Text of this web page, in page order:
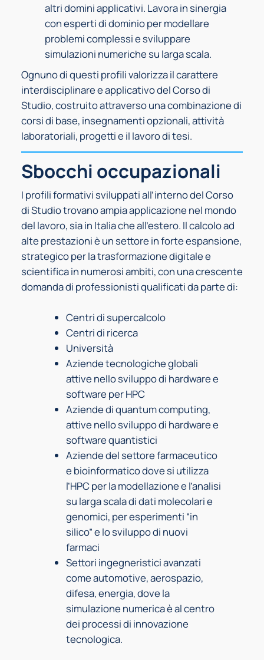
altri domini applicativi. Lavora in sinergia
con esperti di dominio per modellare
problemi complessi e sviluppare
simulazioni numeriche su larga scala.
Ognuno di questi profili valorizza il carattere
interdisciplinare e applicativo del Corso di
Studio, costruito attraverso una combinazione di
corsi di base, insegnamenti opzionali, attività
laboratoriali, progetti e il lavoro di tesi.
Sbocchi occupazionali
I profili formativi sviluppati all’interno del Corso
di Studio trovano ampia applicazione nel mondo
del lavoro, sia in Italia che all’estero. Il calcolo ad
alte prestazioni è un settore in forte espansione,
strategico per la trasformazione digitale e
scientifica in numerosi ambiti, con una crescente
domanda di professionisti qualificati da parte di:
Centri di supercalcolo
Centri di ricerca
Università
Aziende tecnologiche globali
attive nello sviluppo di hardware e
software per HPC
Aziende di quantum computing,
attive nello sviluppo di hardware e
software quantistici
Aziende del settore farmaceutico
e bioinformatico dove si utilizza
l’HPC per la modellazione e l’analisi
su larga scala di dati molecolari e
genomici, per esperimenti “in
silico” e lo sviluppo di nuovi
farmaci
Settori ingegneristici avanzati
come automotive, aerospazio,
difesa, energia, dove la
simulazione numerica è al centro
dei processi di innovazione
tecnologica.